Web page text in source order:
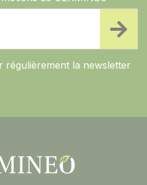
régulièrement la newsletter